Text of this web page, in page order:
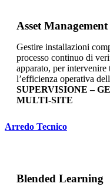
Asset Management
Gestire installazioni
processo continuo di
apparato, per intervenire
l’efficienza operativa
SUPERVISIONE –
MULTI-SITE
Arredo Tecnico
Blended Learning